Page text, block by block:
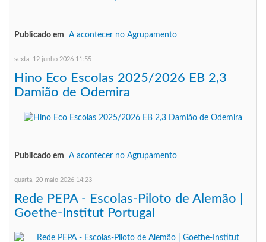
Publicado em A acontecer no Agrupamento
sexta, 12 junho 2026 11:55
Hino Eco Escolas 2025/2026 EB 2,3
Damião de Odemira
Publicado em A acontecer no Agrupamento
quarta, 20 maio 2026 14:23
Rede PEPA - Escolas-Piloto de Alemão |
Goethe-Institut Portugal